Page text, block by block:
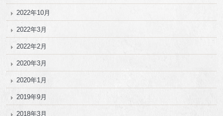
2022年10月
2022年3月
2022年2月
2020年3月
2020年1月
2019年9月
2018年3月